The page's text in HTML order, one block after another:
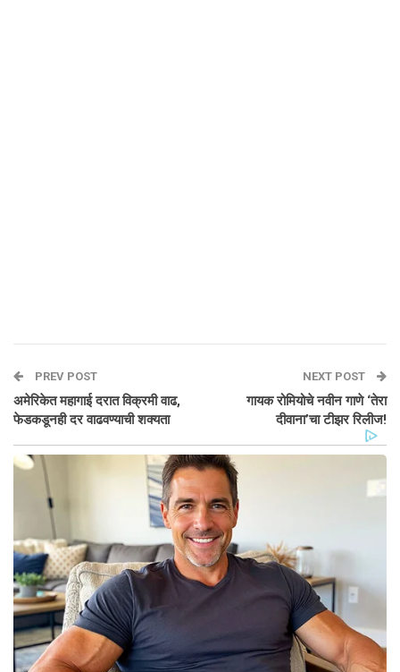
PREV POST
अमेरिकेत महागाई दरात विक्रमी वाढ,
फेडकडूनही दर वाढवण्याची शक्यता
NEXT POST
गायक रोमियोचे नवीन गाणे ‘तेरा
दीवाना’चा टीझर रिलीज!